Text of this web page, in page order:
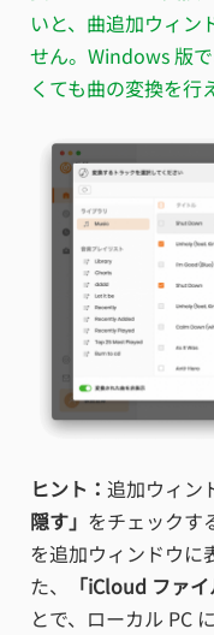
いと、曲追加ウィン
せん。Windows 版
くても曲の変換を行
ヒント： 追加ウィン
隠す」 をチェックす
を追加ウィンドウに
た、
「iCloud ファイ
とで、ローカル PC